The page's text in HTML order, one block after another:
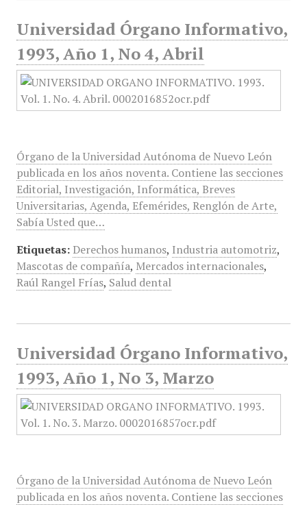
Universidad Órgano Informativo,
1993, Año 1, No 4, Abril
Órgano de la Universidad Autónoma de Nuevo León
publicada en los años noventa. Contiene las secciones
Editorial, Investigación, Informática, Breves
Universitarias, Agenda, Efemérides, Renglón de Arte,
Sabía Usted que…
Etiquetas: Derechos humanos, Industria automotriz,
Mascotas de compañía, Mercados internacionales,
Raúl Rangel Frías, Salud dental
Universidad Órgano Informativo,
1993, Año 1, No 3, Marzo
Órgano de la Universidad Autónoma de Nuevo León
publicada en los años noventa. Contiene las secciones